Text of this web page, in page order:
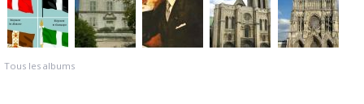
Tous les albums